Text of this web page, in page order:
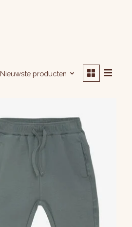
Nieuwste producten